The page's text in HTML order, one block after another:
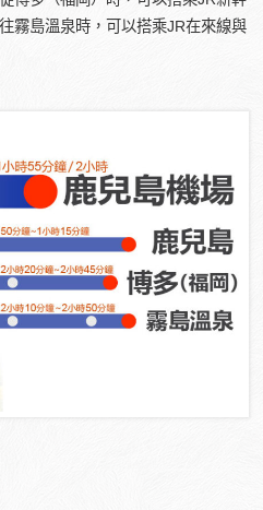
霧島溫泉時，可以搭乘JR在來線與